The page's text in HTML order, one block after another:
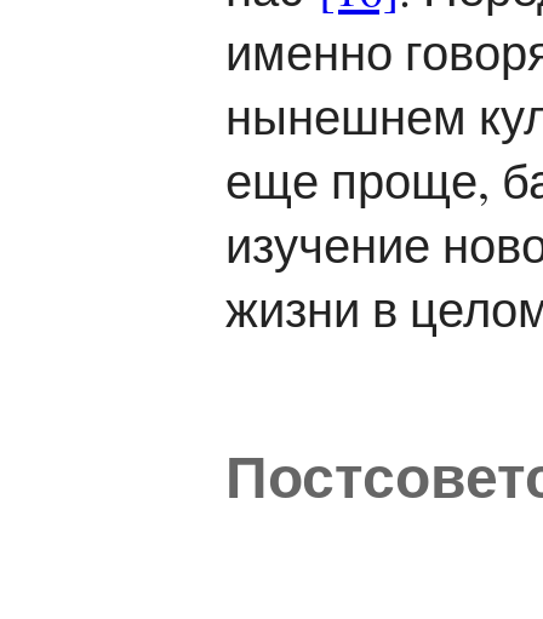
именно
нынешнем
еще проще,
изучение
жизни в